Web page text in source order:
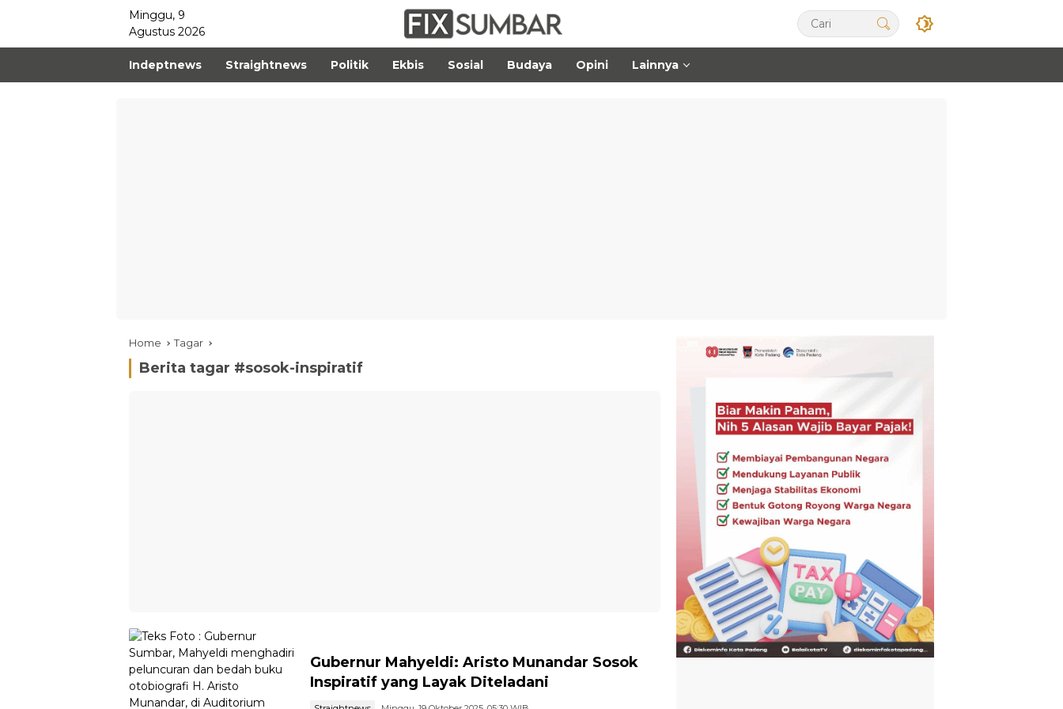
Minggu, 9
Agustus 2026
Indeptnews Straightnews Politik Ekbis Sosial Budaya Opini Lainnya
Home Tagar
Berita tagar #sosok-inspiratif
Gubernur Mahyeldi: Aristo Munandar Sosok
Inspiratif yang Layak Diteladani